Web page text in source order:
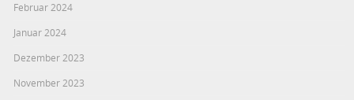
Februar 2024
Januar 2024
Dezember 2023
November 2023